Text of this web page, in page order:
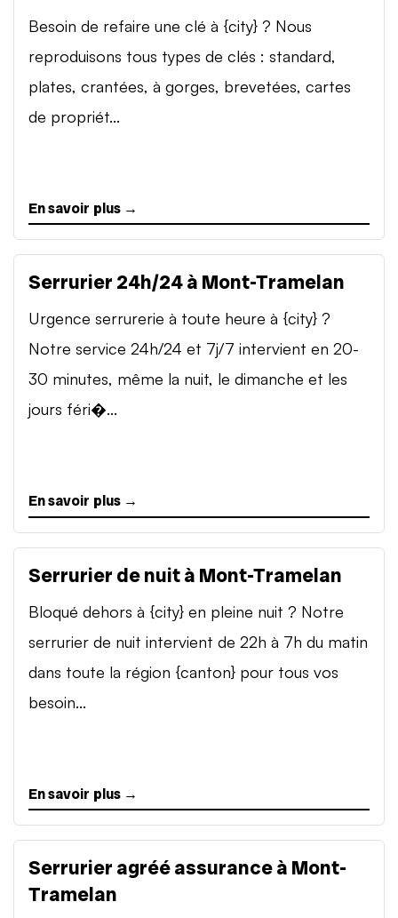
Besoin de refaire une clé à {city} ? Nous
reproduisons tous types de clés : standard,
plates, crantées, à gorges, brevetées, cartes
de propriét...
En savoir plus →
Serrurier 24h/24 à Mont-Tramelan
Urgence serrurerie à toute heure à {city} ?
Notre service 24h/24 et 7j/7 intervient en 20-
30 minutes, même la nuit, le dimanche et les
jours féri�...
En savoir plus →
Serrurier de nuit à Mont-Tramelan
Bloqué dehors à {city} en pleine nuit ? Notre
serrurier de nuit intervient de 22h à 7h du matin
dans toute la région {canton} pour tous vos
besoin...
En savoir plus →
Serrurier agréé assurance à Mont-
Tramelan